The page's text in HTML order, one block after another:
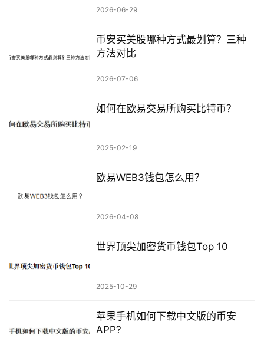
2026-06-29
币安买美股哪种方式最划算？三种
方法对比
2026-07-06
如何在欧易交易所购买比特币？
2025-02-19
欧易WEB3钱包怎么用？
2026-04-08
世界顶尖加密货币钱包Top 10
2025-10-29
苹果手机如何下载中文版的币安
APP?